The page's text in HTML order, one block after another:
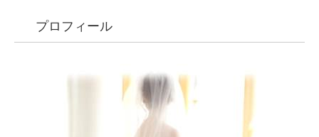
プロフィール